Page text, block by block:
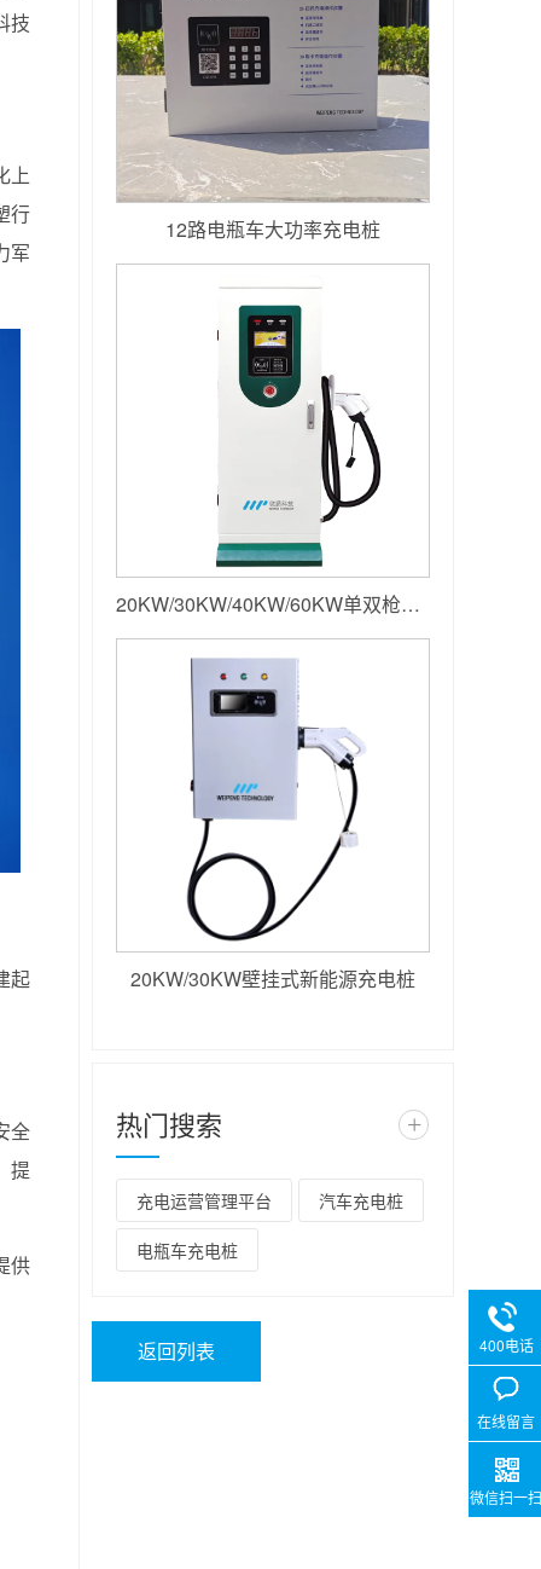
技
上
行
军
起
全
提
供
12路电瓶车大功率充电桩
20KW/30KW/40KW/60KW单双枪落地小直流
20KW/30KW壁挂式新能源充电桩
热门搜索 +
充电运营管理平台 汽车充电桩
电瓶车充电桩
返回列表 400电话
在线留言
微信扫一扫